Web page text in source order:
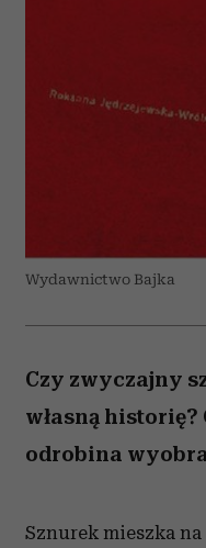
Wydawnictwo Bajka
Czy zwyczajny
własną
odrobina
Sznurek mieszka